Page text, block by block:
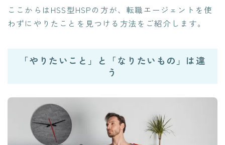
ここからはHSS型HSPの方が、転職エージェントを使
わずにやりたことを見つける方法をご紹介します。
「やりたいこと」と「なりたいもの」は違
う